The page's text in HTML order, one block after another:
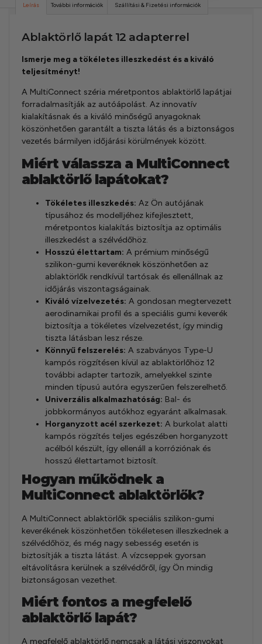
Leírás További információk Szállítási & Fizetési információk
Ablaktörlő lapát 12 adapterrel
Ismerje meg a tökéletes illeszkedést és a kiváló
teljesítményt!
A MultiConnect széria méretpontos ablaktörlő lapátjai
forradalmasítják az autóápolást. Az innovatív
kialakításnak és a kiváló minőségű anyagoknak
köszönhetően garantált a tiszta látás és a biztonságos
vezetés bármilyen időjárási körülmények között.
Miért válassza a MultiConnect
ablaktörlő lapátokat?
Tökéletes illeszkedés: Az Ön autójának
típusához és modelljéhez kifejlesztett,
méretpontos kialakítás biztosítja az optimális
illeszkedést a szélvédőhöz.
Hosszú élettartam: A prémium minőségű
szilikon-gumi keveréknek köszönhetően az
ablaktörlők rendkívül tartósak és ellenállnak az
időjárás viszontagságainak.
Kiváló vízelvezetés: A gondosan megtervezett
aerodinamikai profil és a speciális gumi keverék
biztosítja a tökéletes vízelvezetést, így mindig
tiszta látásban lesz része.
Könnyű felszerelés: A szabványos Type-U
kampós rögzítésen kívül az ablaktörlőhöz 12
további adapter tartozik, amelyekkel szinte
minden típusú autóra egyszerűen felszerelhető.
Univerzális alkalmazhatóság: Bal- és
jobbkormányos autókhoz egyaránt alkalmasak.
Horganyzott acél szerkezet: A burkolat alatti
kampós rögzítés teljes egészében horganyzott
acélból készült, így ellenáll a korróziónak és
hosszú élettartamot biztosít.
Hogyan működnek a
MultiConnect ablaktörlők?
A MultiConnect ablaktörlők speciális szilikon-gumi
keverékének köszönhetően tökéletesen illeszkednek a
szélvédőhöz, és még nagy sebesség esetén is
biztosítják a tiszta látást. A vízcseppek gyorsan
eltávolításra kerülnek a szélvédőről, így Ön mindig
biztonságosan vezethet.
Miért fontos a megfelelő
ablaktörlő lapát?
A megfelelő ablaktörlő nemcsak a látási viszonyokat